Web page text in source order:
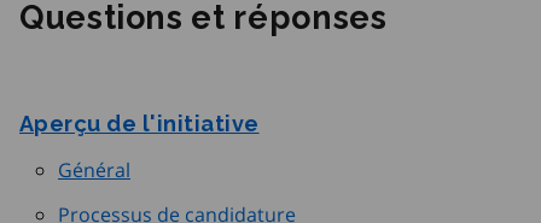
Questions et réponses
Aperçu de l'initiative
Général
Processus de candidature